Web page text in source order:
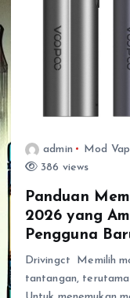
admin Mod
386 views
Panduan
2026 yang
Pengguna
Drivingct Memilih
tantangan,